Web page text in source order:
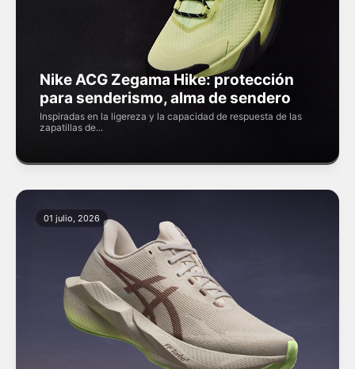
Nike ACG Zegama Hike: protección
para senderismo, alma de sendero
Inspiradas en la ligereza y la capacidad de respuesta de las
zapatillas de...
01 julio, 2026